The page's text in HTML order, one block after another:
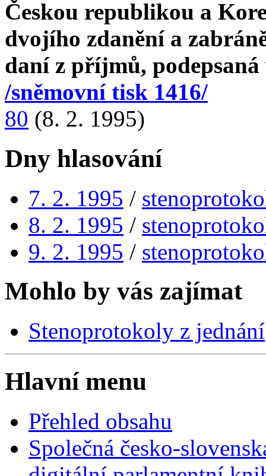
Českou republikou a
dvojího zdanění a
daní z příjmů,
/sněmovní tisk 1416/
80 (8. 2. 1995)
Dny hlasování
7. 2. 1995 /
8. 2. 1995 /
9. 2. 1995 /
Mohlo by vás zajímat
Stenoprotokoly z jednání
Hlavní menu
Přehled obsahu
Společná česko-